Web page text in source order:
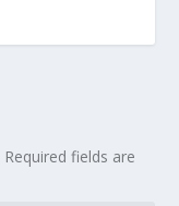
Required fields are